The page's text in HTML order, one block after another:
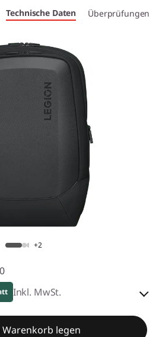
Technische Daten Überprüfungen
+2
Inkl. MwSt.
19.80
legen